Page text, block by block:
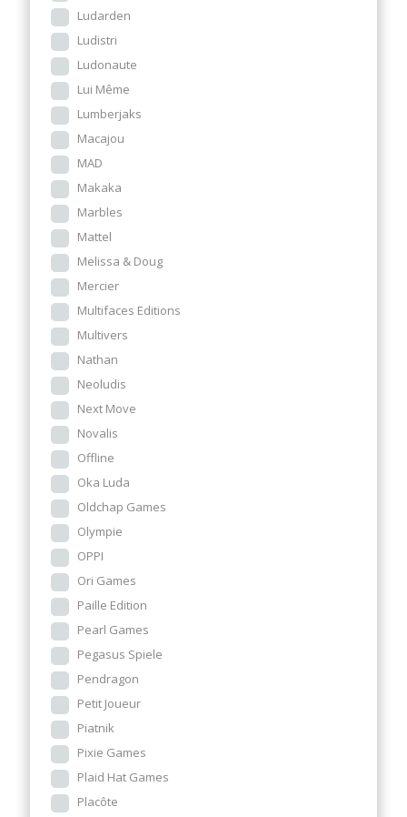
Ludarden
Ludistri
Ludonaute
Lui Même
Lumberjaks
Macajou
MAD
Makaka
Marbles
Mattel
Melissa & Doug
Mercier
Multifaces Editions
Multivers
Nathan
Neoludis
Next Move
Novalis
Offline
Oka Luda
Oldchap Games
Olympie
OPPI
Ori Games
Paille Edition
Pearl Games
Pegasus Spiele
Pendragon
Petit Joueur
Piatnik
Pixie Games
Plaid Hat Games
Placôte